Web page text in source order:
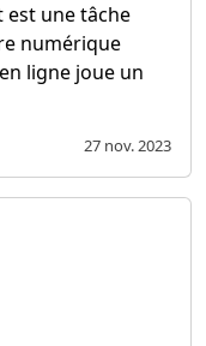
est une tâche
numérique
ligne joue un
27 nov. 2023